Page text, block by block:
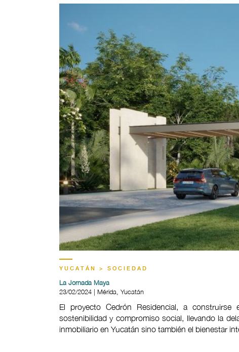
YUCATÁN > SOCIEDAD
La Jornada Maya
23/02/2024 | Mérida, Yucatán
El proyecto Cedrón Residencial, a
sostenibilidad y compromiso social, llevando la
inmobiliario en Yucatán sino también el bienestar